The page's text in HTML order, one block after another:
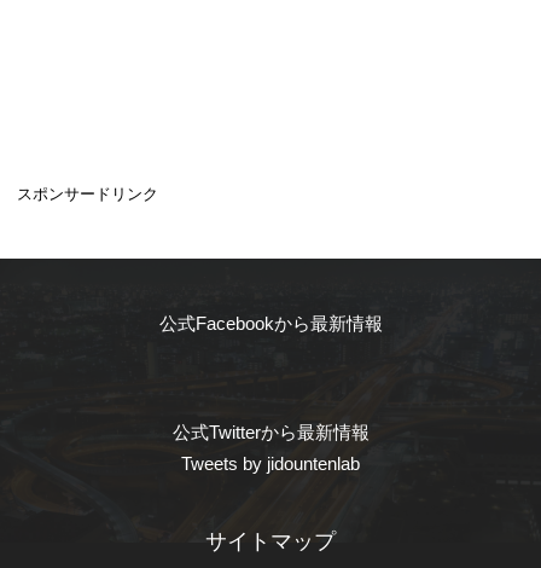
スポンサードリンク
公式Facebookから最新情報
公式Twitterから最新情報
Tweets by jidountenlab
サイトマップ